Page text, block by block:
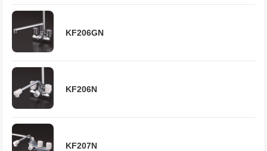
KF206GN
KF206N
KF207N